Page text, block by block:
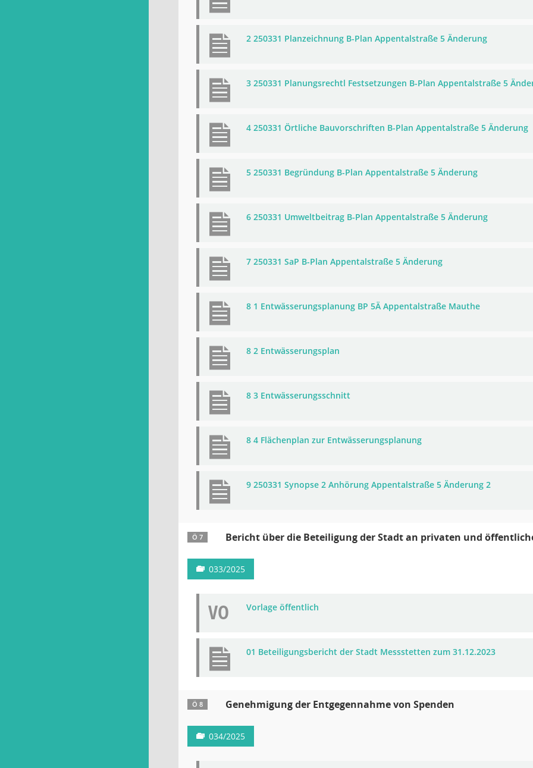
2 250331 Planzeichnung B-Plan Appentalstraße 5 Änderung
3 250331 Planungsrechtl Festsetzungen B-Plan Appentalstraße 5
4 250331 Örtliche Bauvorschriften B-Plan Appentalstraße 5 Änderung
5 250331 Begründung B-Plan Appentalstraße 5 Änderung
6 250331 Umweltbeitrag B-Plan Appentalstraße 5 Änderung
7 250331 SaP B-Plan Appentalstraße 5 Änderung
8 1 Entwässerungsplanung BP 5Ä Appentalstraße Mauthe
8 2 Entwässerungsplan
8 3 Entwässerungsschnitt
8 4 Flächenplan zur Entwässerungsplanung
9 250331 Synopse 2 Anhörung Appentalstraße 5 Änderung 2
Ö 7 Bericht über die Beteiligung der Stadt an privaten und
033/2025
VO Vorlage öffentlich
01 Beteiligungsbericht der Stadt Messstetten zum 31.12.2023
Ö 8 Genehmigung der Entgegennahme von Spenden
034/2025